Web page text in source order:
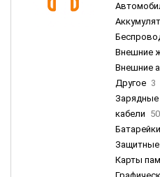
Внешние
Внешние
Другое 3
Зарядные
кабели
Батарейки
Защитные
Карты